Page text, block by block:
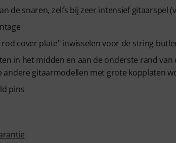
de snaren, zelfs bij zeer intensief gitaarspel
cover plate" inwisselen voor de string
in het midden en aan de onderste rand
andere gitaarmodellen met grote kopplaten
pins